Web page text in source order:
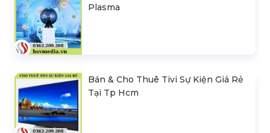
Plasma
Bán & Cho Thuê Tivi Sự Kiện Giá Rẻ
Tại Tp Hcm